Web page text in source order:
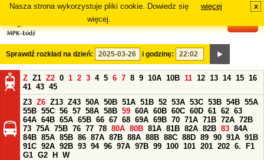
Nasza strona wykorzystuje pliki cookie. Dowiedz się
więcej.
więcej x
Sprawdź rozkład na dzień: i godzinę:
Z Z1 Z2 0 1 2 3 4 5 6 7 8 9 10A 10B 11 12 13 14 15 16
41 43 45
Z3 Z6 Z13 Z43 50A 50B 51A 51B 52 53A 53C 53B 54B 55A
55B 55C 56 57 58A 58B 59 60A 60B 60C 60D 61 62 63
64A 64B 65A 65B 66 67 68 69A 69B 70 71A 71B 72A 72B
73 75A 75B 76 77 78 80A 80B 81A 81B 82A 82B 83 84A
84B 85A 85B 86 87A 87B 88A 88B 88C 88D 89 90 91A 91B
91C 92A 92B 93 94 96 97A 97B 99 100 101 201 202 6.
F1
G1 G2 H
W